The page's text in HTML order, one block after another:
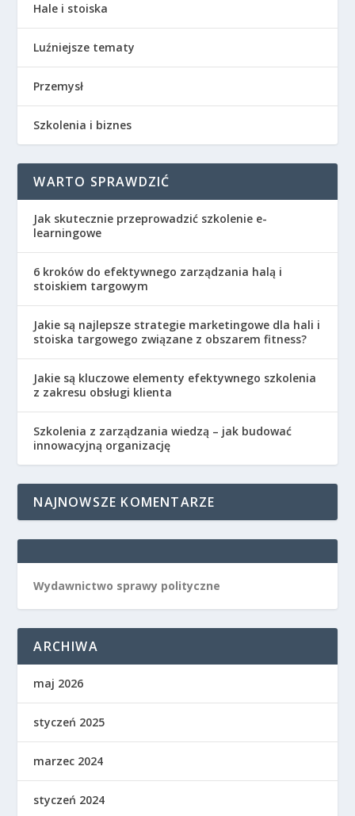
Hale i stoiska
Luźniejsze tematy
Przemysł
Szkolenia i biznes
WARTO SPRAWDZIĆ
Jak skutecznie przeprowadzić szkolenie e-
learningowe
6 kroków do efektywnego zarządzania halą i
stoiskiem targowym
Jakie są najlepsze strategie marketingowe dla hali i
stoiska targowego związane z obszarem fitness?
Jakie są kluczowe elementy efektywnego szkolenia
z zakresu obsługi klienta
Szkolenia z zarządzania wiedzą – jak budować
innowacyjną organizację
NAJNOWSZE KOMENTARZE
Wydawnictwo sprawy polityczne
ARCHIWA
maj 2026
styczeń 2025
marzec 2024
styczeń 2024